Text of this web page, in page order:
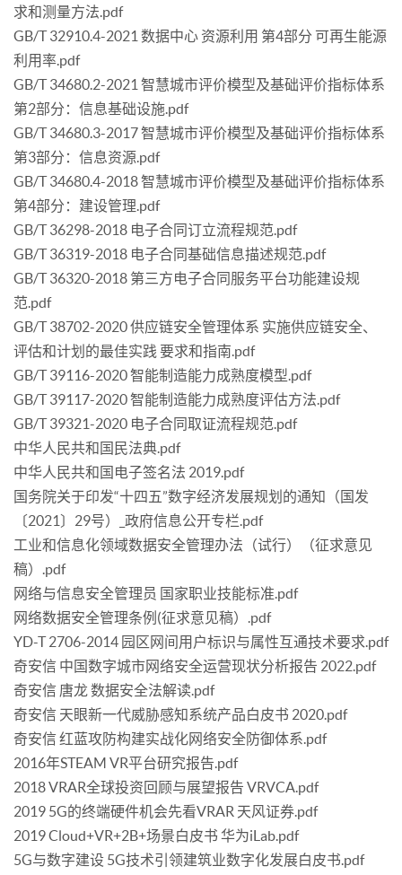
求和测量方法.pdf
GB/T 32910.4-2021 数据中心 资源利用 第4部分 可再生能源
利用率.pdf
GB/T 34680.2-2021 智慧城市评价模型及基础评价指标体系
第2部分：信息基础设施.pdf
GB/T 34680.3-2017 智慧城市评价模型及基础评价指标体系
第3部分：信息资源.pdf
GB/T 34680.4-2018 智慧城市评价模型及基础评价指标体系
第4部分：建设管理.pdf
GB/T 36298-2018 电子合同订立流程规范.pdf
GB/T 36319-2018 电子合同基础信息描述规范.pdf
GB/T 36320-2018 第三方电子合同服务平台功能建设规
范.pdf
GB/T 38702-2020 供应链安全管理体系 实施供应链安全、
评估和计划的最佳实践 要求和指南.pdf
GB/T 39116-2020 智能制造能力成熟度模型.pdf
GB/T 39117-2020 智能制造能力成熟度评估方法.pdf
GB/T 39321-2020 电子合同取证流程规范.pdf
中华人民共和国民法典.pdf
中华人民共和国电子签名法 2019.pdf
国务院关于印发“十四五”数字经济发展规划的通知（国发
〔2021〕29号）_政府信息公开专栏.pdf
工业和信息化领域数据安全管理办法（试行）（征求意见
稿）.pdf
网络与信息安全管理员 国家职业技能标准.pdf
网络数据安全管理条例(征求意见稿）.pdf
YD-T 2706-2014 园区网间用户标识与属性互通技术要求.pdf
奇安信 中国数字城市网络安全运营现状分析报告 2022.pdf
奇安信 唐龙 数据安全法解读.pdf
奇安信 天眼新一代威胁感知系统产品白皮书 2020.pdf
奇安信 红蓝攻防构建实战化网络安全防御体系.pdf
2016年STEAM VR平台研究报告.pdf
2018 VRAR全球投资回顾与展望报告 VRVCA.pdf
2019 5G的终端硬件机会先看VRAR 天风证券.pdf
2019 Cloud+VR+2B+场景白皮书 华为iLab.pdf
5G与数字建设 5G技术引领建筑业数字化发展白皮书.pdf